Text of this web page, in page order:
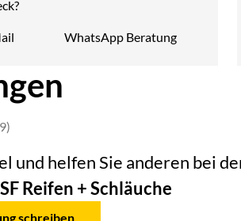
WhatsApp Beratung
5 (9 Bewertungen)
helfen Sie anderen bei
Reifen + Schläuche
schreiben